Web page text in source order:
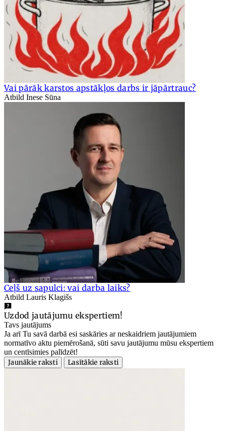
Vai pārāk karstos apstākļos darbs ir jāpārtrauc?
Atbild Inese Sūna
Ceļš uz sapulci: vai darba laiks?
Atbild Lauris Klagišs
Uzdod jautājumu ekspertiem!
Tavs jautājums
Ja arī Tu savā darbā esi saskāries ar neskaidriem jautājumiem
normatīvo aktu piemērošanā, sūti savu jautājumu mūsu ekspertiem
un centīsimies palīdzēt!
Jaunākie raksti
Lasītākie raksti